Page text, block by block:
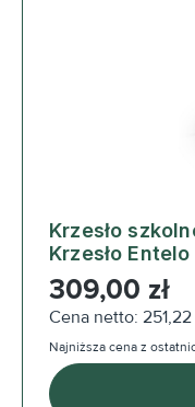
Krzesło
Krzesło Entelo
Cena regularna:
309,00 zł
Cena netto: 251,22
Najniższa cena z